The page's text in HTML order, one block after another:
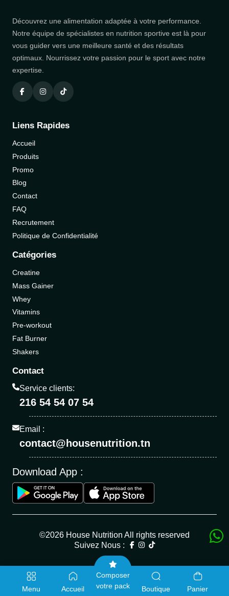
Menu Accueil
Composer
votre pack Boutique Panier
Découvrez une alimentation adaptée à votre performance.
Notre équipe de spécialistes en nutrition sportive est là pour
vous guider vers une meilleure santé et des résultats
optimaux. Nourrissez votre passion pour le sport avec notre
expertise.
Liens Rapides
Accueil
Produits
Promo
Blog
Contact
FAQ
Recrutement
Politique de Confidentialité
Catégories
Creatine
Mass Gainer
Whey
Vitamins
Pre-workout
Fat Burner
Shakers
Contact
Service clients:
216 54 54 07 54
Email :
contact@housenutrition.tn
Download App :
©2026 House Nutrition All rights reserved
Suivez Nous :